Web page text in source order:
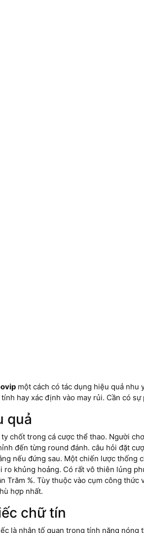
một cách có tác dụng hiệu quả
hay xác định vào may rủi. Cần có
quả
chốt trong cá cược thể thao. Người
đến từng round đánh. câu hỏi đặt
nếu đứng sau. Một chiến lược
ro khủng hoảng. Có rất vô thiên lủng
Trăm %. Tùy thuộc vào cụm công
hợp nhất.
chữ tín
là nhân tố quan trọng tính năng